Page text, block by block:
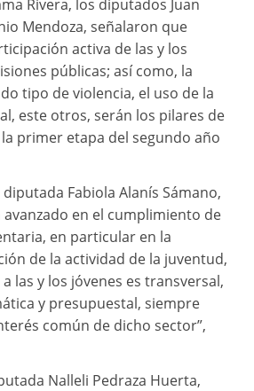
Rivera, los diputados Juan
Mendoza, señalaron que
activa de las y los
públicas; así como, la
tipo de violencia, el uso de la
este otros, serán los pilares de
primer etapa del segundo año
Fabiola Alanís Sámano,
en el cumplimiento de
en particular en la
de la actividad de la juventud,
las y los jóvenes es transversal,
y presupuestal, siempre
común de dicho sector”,
Nalleli Pedraza Huerta,